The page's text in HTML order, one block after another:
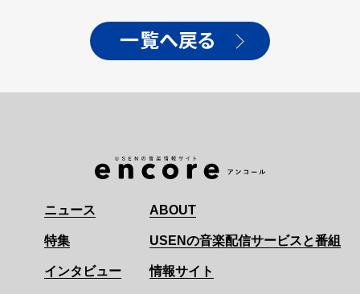
一覧へ戻る
ニュース
特集
インタビュー
ABOUT
USENの音楽配信サービスと番組
情報サイト